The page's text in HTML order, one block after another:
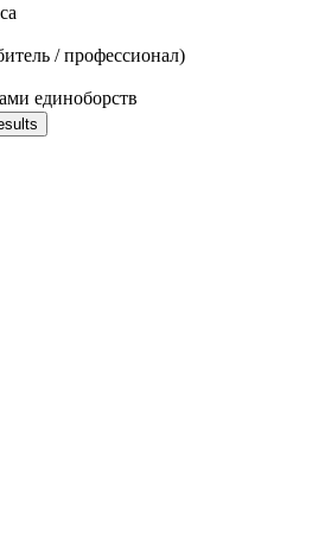
/ профессионал)
единоборств